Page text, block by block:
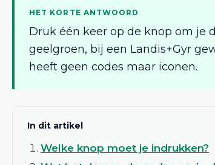
HET KORTE ANTWOORD
Druk één keer op de knop om je
geelgroen, bij een Landis+Gyr
heeft geen codes maar iconen.
In dit artikel
Welke knop moet je indrukken?